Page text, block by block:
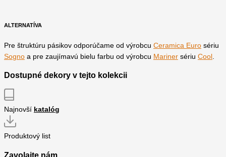
ALTERNATÍVA
Pre štruktúru pásikov odporúčame od výrobcu Ceramica Euro sériu
Sogno a pre zaujímavú bielu farbu od výrobcu Mariner sériu Cool
Dostupné dekory v tejto kolekcii
Najnovší katalóg
Produktový list
Zavolajte nám